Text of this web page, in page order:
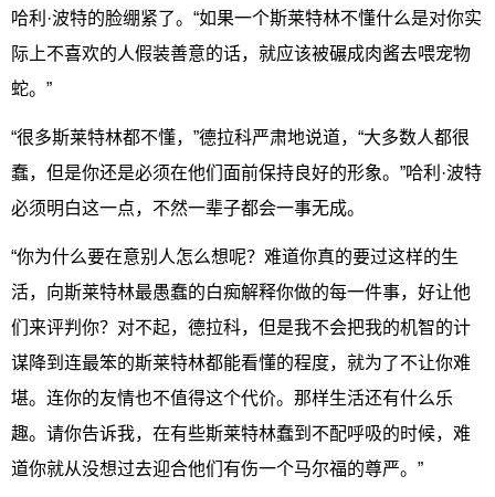
哈利·波特的脸绷紧了。“如果一个斯莱特林不懂什么是对你实
际上不喜欢的人假装善意的话，就应该被碾成肉酱去喂宠物
蛇。”
“很多斯莱特林都不懂，”德拉科严肃地说道，“大多数人都很
蠢，但是你还是必须在他们面前保持良好的形象。”哈利·波特
必须明白这一点，不然一辈子都会一事无成。
“你为什么要在意别人怎么想呢？难道你真的要过这样的生
活，向斯莱特林最愚蠢的白痴解释你做的每一件事，好让他
们来评判你？对不起，德拉科，但是我不会把我的机智的计
谋降到连最笨的斯莱特林都能看懂的程度，就为了不让你难
堪。连你的友情也不值得这个代价。那样生活还有什么乐
趣。请你告诉我，在有些斯莱特林蠢到不配呼吸的时候，难
道你就从没想过去迎合他们有伤一个马尔福的尊严。”